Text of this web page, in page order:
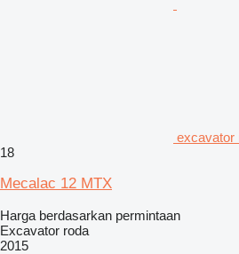
excavator
18
Mecalac 12 MTX
Harga berdasarkan permintaan
Excavator roda
2015